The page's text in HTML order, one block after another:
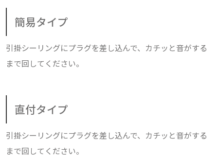
簡易タイプ
引掛シーリングにプラグを差し込んで、カチッと音がする
まで回してください。
直付タイプ
引掛シーリングにプラグを差し込んで、カチッと音がする
まで回してください。